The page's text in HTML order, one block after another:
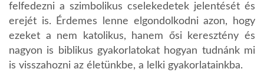
felfedezni a szimbolikus cselekedetek jelentését és
erejét is. Érdemes lenne elgondolkodni azon, hogy
ezeket a nem katolikus, hanem ősi keresztény és
nagyon is biblikus gyakorlatokat hogyan tudnánk mi
is visszahozni az életünkbe, a lelki gyakorlatainkba.